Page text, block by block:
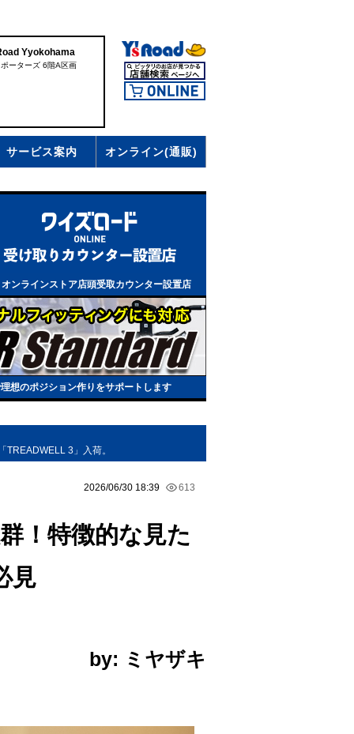
Yyokohama
ーターズ 6階A区画
サービス案内 オンライン(通販)
ンラインストア店頭受取カウンター設置店
想のポジション作りをサポートします
3」入荷。
2026/06/30 18:39 613
！特徴的な見た
見
by: ミヤザキ